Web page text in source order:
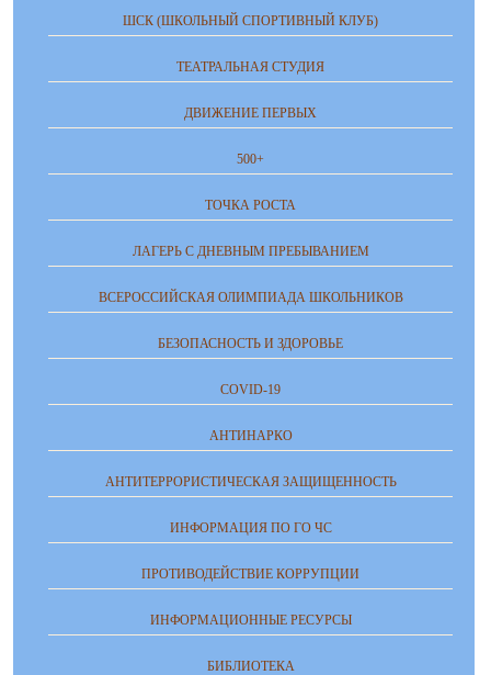
ШСК (ШКОЛЬНЫЙ СПОРТИВНЫЙ КЛУБ)
ТЕАТРАЛЬНАЯ СТУДИЯ
ДВИЖЕНИЕ ПЕРВЫХ
500+
ТОЧКА РОСТА
ЛАГЕРЬ С ДНЕВНЫМ ПРЕБЫВАНИЕМ
ВСЕРОССИЙСКАЯ ОЛИМПИАДА ШКОЛЬНИКОВ
БЕЗОПАСНОСТЬ И ЗДОРОВЬЕ
COVID-19
АНТИНАРКО
АНТИТЕРРОРИСТИЧЕСКАЯ ЗАЩИЩЕННОСТЬ
ИНФОРМАЦИЯ ПО ГО ЧС
ПРОТИВОДЕЙСТВИЕ КОРРУПЦИИ
ИНФОРМАЦИОННЫЕ РЕСУРСЫ
БИБЛИОТЕКА